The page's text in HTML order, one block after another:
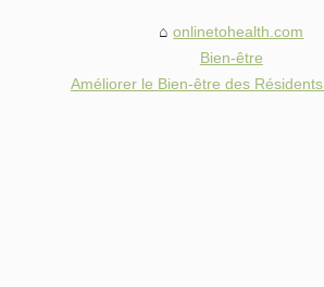
onlinetohealth.com
Bien-être
Améliorer le Bien-être des